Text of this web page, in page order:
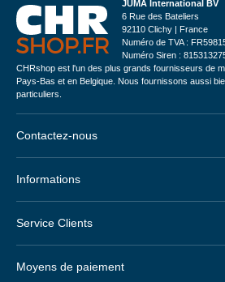
JUMA International BV
6 Rue des Bateliers
92110 Clichy | France
Numéro de TVA :
Numéro Siren :
CHRshop est l'un des plus grands fournisseurs de
Pays-Bas et en Belgique. Nous fournissons aussi
particuliers.
Contactez-nous
Informations
Service Clients
Moyens de paiement